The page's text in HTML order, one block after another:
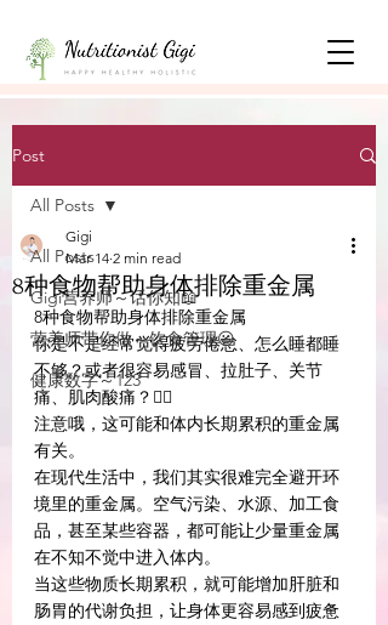
Post
All Posts
Gigi营养师～话你知📖
营养师带你做～饮食管理😃
健康数字～123
All Posts
8种食物帮助身体排除重金属
Gigi
Mar 14 2 min read
8种食物帮助身体排除重金属
你是不是经常觉得疲劳倦怠、怎么睡都睡
不够？或者很容易感冒、拉肚子、关节
痛、肌肉酸痛？😵‍💫
注意哦，这可能和体内长期累积的重金属
有关。
在现代生活中，我们其实很难完全避开环
境里的重金属。空气污染、水源、加工食
品，甚至某些容器，都可能让少量重金属
在不知不觉中进入体内。
当这些物质长期累积，就可能增加肝脏和
肠胃的代谢负担，让身体更容易感到疲惫